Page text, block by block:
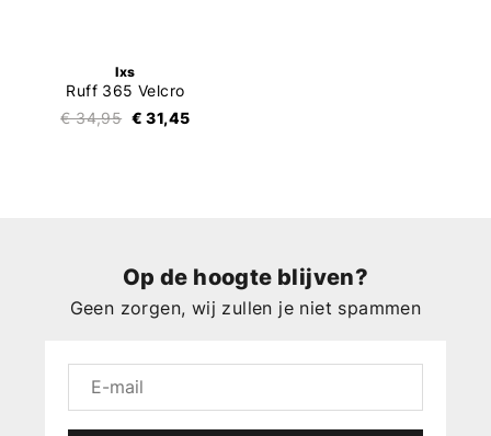
Ixs
Ruff 365 Velcro
€ 34,95 € 31,45
Op de hoogte blijven?
Geen zorgen, wij zullen je niet spammen